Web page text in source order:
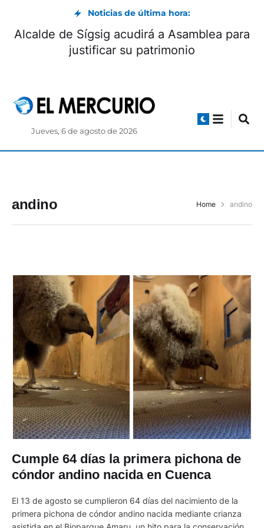
Noticias de última hora:
Alcalde de Sígsig acudirá a Asamblea para
justificar su patrimonio
Jueves, 6 de agosto de 2026
andino Home andino
Cumple 64 días la primera pichona de
cóndor andino nacida en Cuenca
El 13 de agosto se cumplieron 64 días del nacimiento de la
primera pichona de cóndor andino nacida mediante crianza